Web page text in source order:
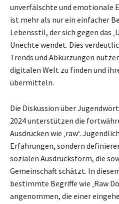
unverfälschte und emotionale
ist mehr als nur ein einfacher
Lebensstil, der sich gegen das
Unechte wendet. Dies
Trends und Abkürzungen
digitalen Welt zu finden und
übermitteln.
Die Diskussion über
2024 unterstützen die
Ausdrücken wie ‚raw‘.
Erfahrungen, sondern
sozialen Ausdrucksform, die
Gemeinschaft schätzt. In
bestimmte Begriffe wie ‚Raw
angenommen, die einer